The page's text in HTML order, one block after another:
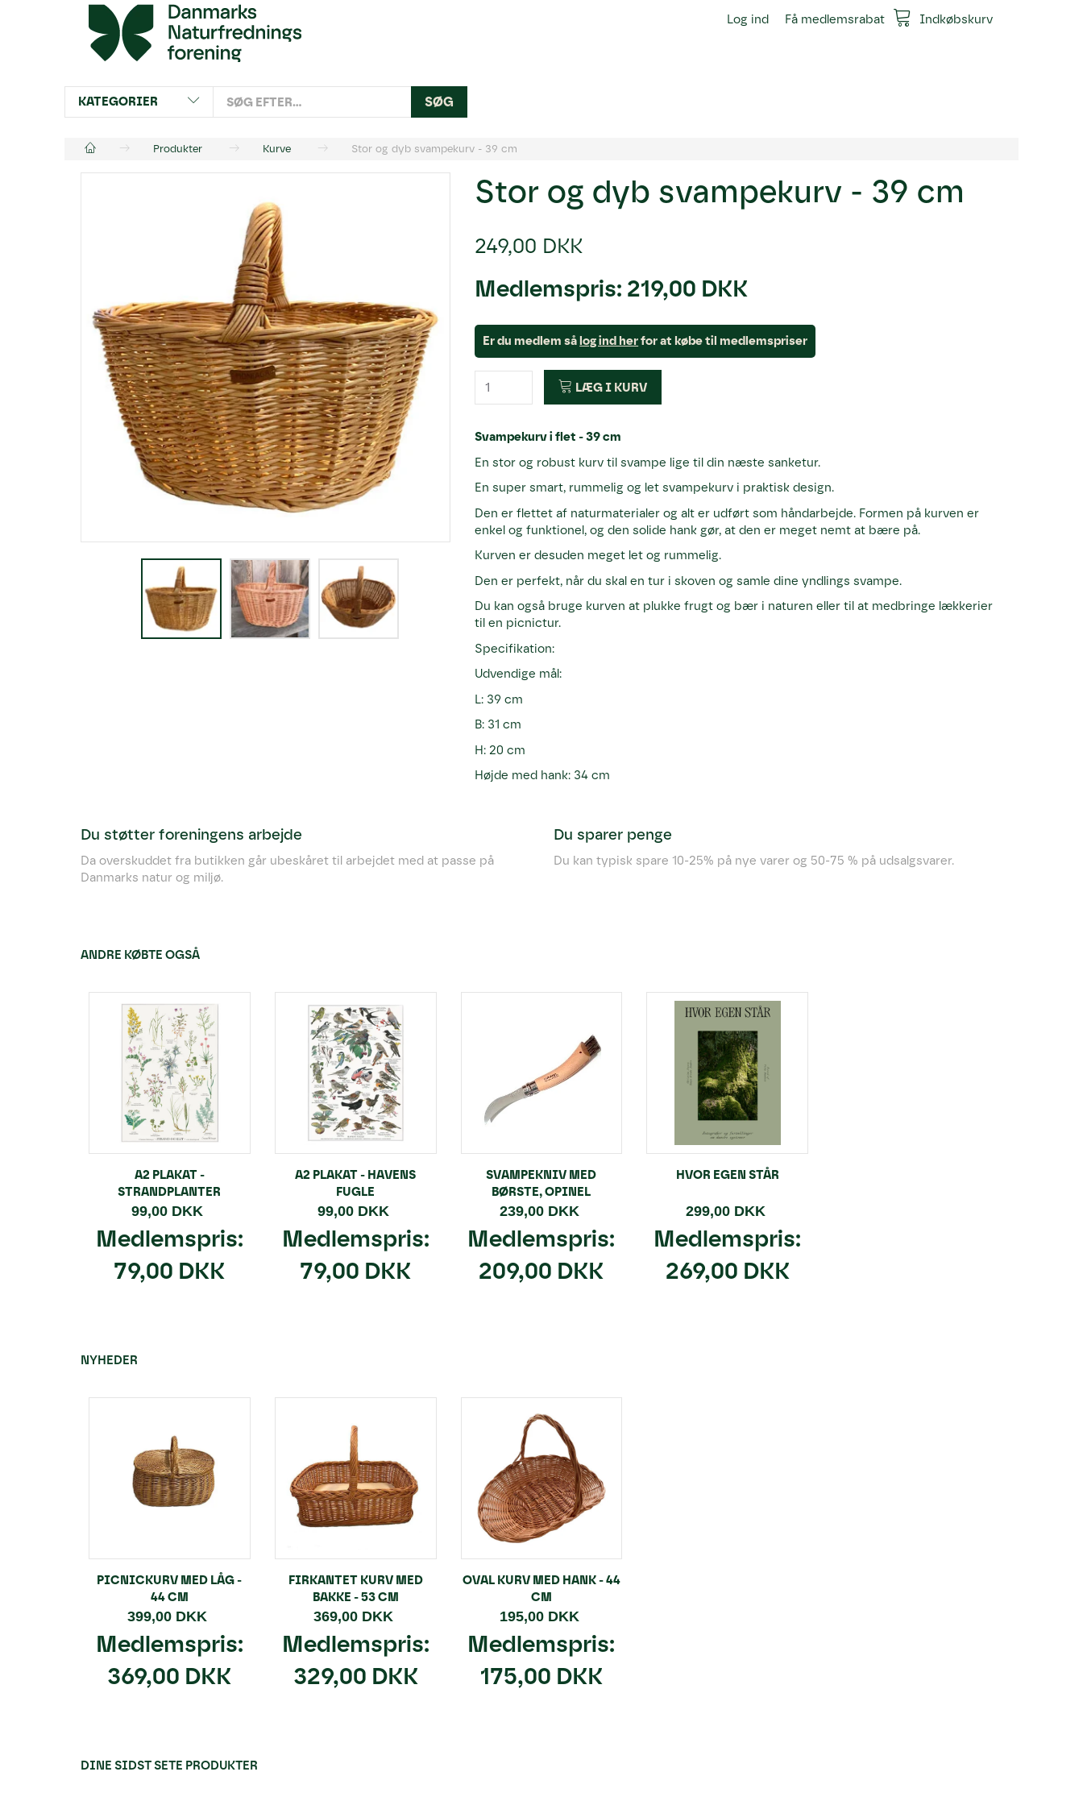
Indkøbskurv
Få medlemsrabat
Log ind
KATEGORIER SØG
Produkter Kurve Stor og dyb svampekurv - 39 cm
Stor og dyb svampekurv - 39 cm
249,00 DKK
Medlemspris: 219,00 DKK
Er du medlem sålog ind herfor at købe til medlemspriser
LÆG I KURV
Svampekurv i flet - 39 cm
En stor og robust kurv til svampe lige til din næste sanketur.
En super smart, rummelig og let svampekurv i praktisk design.
Den er flettet af naturmaterialer og alt er udført som håndarbejde. Formen på kurven er
enkel og funktionel, og den solide hank gør, at den er meget nemt at bære på.
Kurven er desuden meget let og rummelig.
Den er perfekt, når du skal en tur i skoven og samle dine yndlings svampe.
Du kan også bruge kurven at plukke frugt og bær i naturen eller til at medbringe lækkerier
til en picnictur.
Specifikation:
Udvendige mål:
L: 39 cm
B: 31 cm
H: 20 cm
Højde med hank: 34 cm
Du støtter foreningens arbejde
Da overskuddet fra butikken går ubeskåret til arbejdet med at passe på
Danmarks natur og miljø.
Du sparer penge
Du kan typisk spare 10-25% på nye varer og 50-75 % på udsalgsvarer.
ANDRE KØBTE OGSÅ
A2 PLAKAT -
STRANDPLANTER
99,00 DKK
Medlemspris:
79,00 DKK
A2 PLAKAT - HAVENS
FUGLE
99,00 DKK
Medlemspris:
79,00 DKK
SVAMPEKNIV MED
BØRSTE, OPINEL
239,00 DKK
Medlemspris:
209,00 DKK
HVOR EGEN STÅR
299,00 DKK
Medlemspris:
269,00 DKK
NYHEDER
PICNICKURV MED LÅG -
44 CM
399,00 DKK
Medlemspris:
369,00 DKK
FIRKANTET KURV MED
BAKKE - 53 CM
369,00 DKK
Medlemspris:
329,00 DKK
OVAL KURV MED HANK - 44
CM
195,00 DKK
Medlemspris:
175,00 DKK
DINE SIDST SETE PRODUKTER